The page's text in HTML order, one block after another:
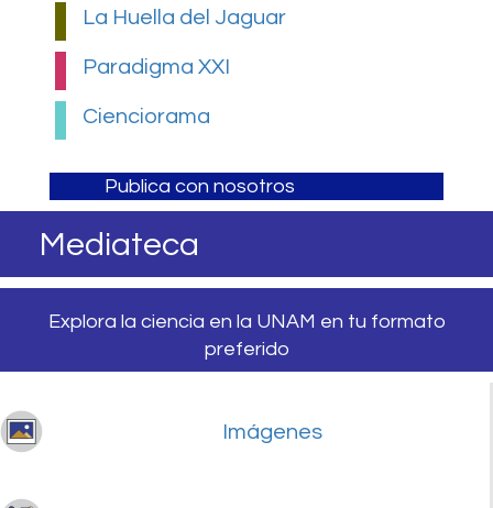
La Huella del Jaguar
Paradigma XXI
Cienciorama
Publica con nosotros
Mediateca
Explora la ciencia en la UNAM en tu formato
preferido
Imágenes